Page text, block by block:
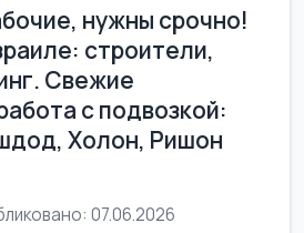
нужны срочно!
строители,
Свежие
с подвозкой:
Холон, Ришон
07.06.2026